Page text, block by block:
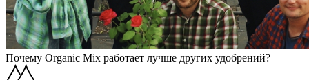
Почему Organic Mix работает лучше других удобрений?